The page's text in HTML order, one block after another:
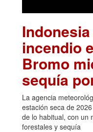
incendio
Bromo
sequía
La agencia
estación seca de
de lo habitual, con un
forestales y sequía